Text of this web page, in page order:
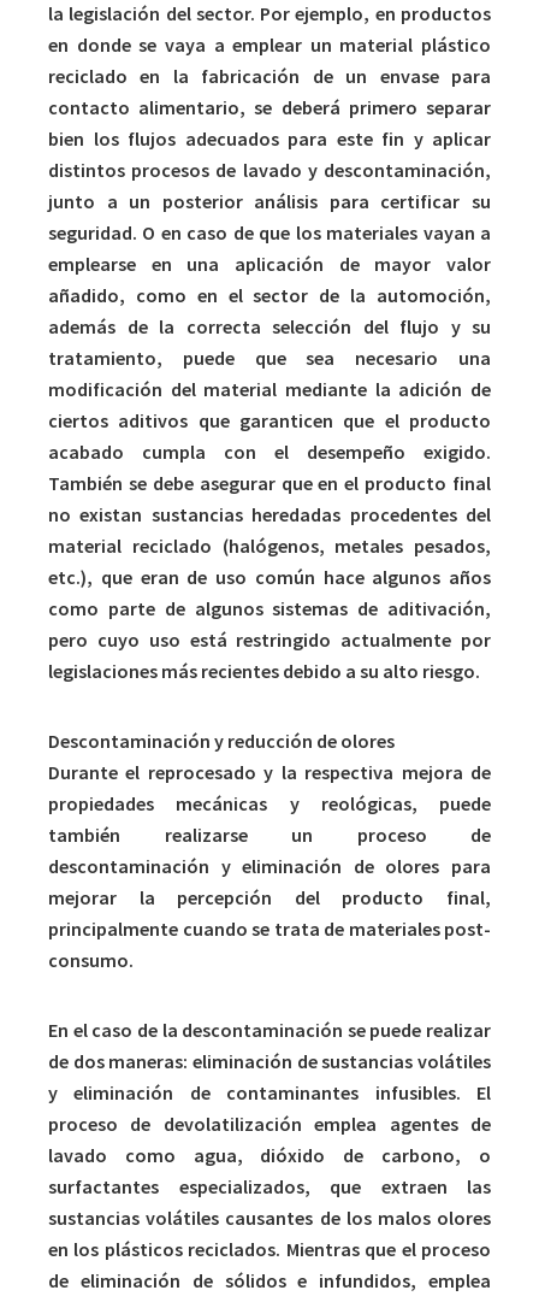
la legislación del sector. Por ejemplo, en productos
en donde se vaya a emplear un material plástico
reciclado en la fabricación de un envase para
contacto alimentario, se deberá primero separar
bien los flujos adecuados para este fin y aplicar
distintos procesos de lavado y descontaminación,
junto a un posterior análisis para certificar su
seguridad. O en caso de que los materiales vayan a
emplearse en una aplicación de mayor valor
añadido, como en el sector de la automoción,
además de la correcta selección del flujo y su
tratamiento, puede que sea necesario una
modificación del material mediante la adición de
ciertos aditivos que garanticen que el producto
acabado cumpla con el desempeño exigido.
También se debe asegurar que en el producto final
no existan sustancias heredadas procedentes del
material reciclado (halógenos, metales pesados,
etc.), que eran de uso común hace algunos años
como parte de algunos sistemas de aditivación,
pero cuyo uso está restringido actualmente por
legislaciones más recientes debido a su alto riesgo.
Descontaminación y reducción de olores
Durante el reprocesado y la respectiva mejora de
propiedades mecánicas y reológicas, puede
también realizarse un proceso de
descontaminación y eliminación de olores para
mejorar la percepción del producto final,
principalmente cuando se trata de materiales post-
consumo.
En el caso de la descontaminación se puede realizar
de dos maneras: eliminación de sustancias volátiles
y eliminación de contaminantes infusibles. El
proceso de devolatilización emplea agentes de
lavado como agua, dióxido de carbono, o
surfactantes especializados, que extraen las
sustancias volátiles causantes de los malos olores
en los plásticos reciclados. Mientras que el proceso
de eliminación de sólidos e infundidos, emplea